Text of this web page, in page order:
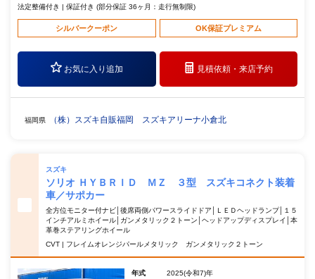
法定整備付き | 保証付き (部分保証 36ヶ月：走行無制限)
シルバークーポン OK保証プレミアム
お気に入り追加 見積依頼・来店予約
福岡県 （株）スズキ自販福岡 スズキアリーナ小倉北
スズキ
ソリオ ＨＹＢＲＩＤ ＭＺ ３型 スズキコネクト装着
車／サポカー
全方位モニター付ナビ│後席両側パワースライドドア│ＬＥＤヘッドランプ│１５
インチアルミホイール│ガンメタリック２トーン│ヘッドアップディスプレイ│本
革巻ステアリングホイール
CVT | フレイムオレンジパールメタリック ガンメタリック２トーン
年式
2025(令和7)年